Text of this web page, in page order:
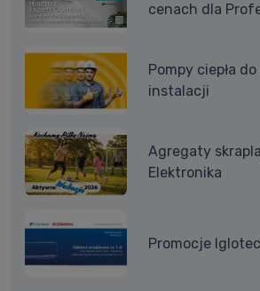
cenach dla
Pompy ciepła
instalacji
Agregaty
Elektronika
Promocje